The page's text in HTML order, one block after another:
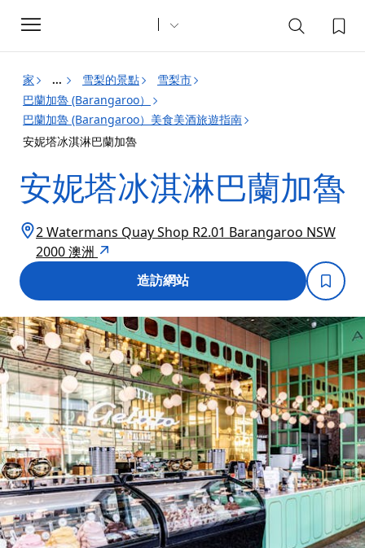
Toggle
navigation
家 ... 雪梨的景點
雪梨市
巴蘭加魯 (Barangaroo）
巴蘭加魯 (Barangaroo）美食美酒旅遊指南
安妮塔冰淇淋巴蘭加魯
安妮塔冰淇淋巴蘭加魯
2 Watermans Quay Shop R2.01 Barangaroo NSW
2000 澳洲
造訪網站